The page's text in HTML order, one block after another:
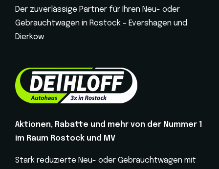
Der zuverlässige Partner für Ihren Neu- oder
Gebrauchtwagen in Rostock – Evershagen und
Dierkow
Aktionen, Rabatte und mehr von der Nummer 1
im Raum Rostock und MV
Stark reduzierte Neu- oder Gebrauchtwagen mit